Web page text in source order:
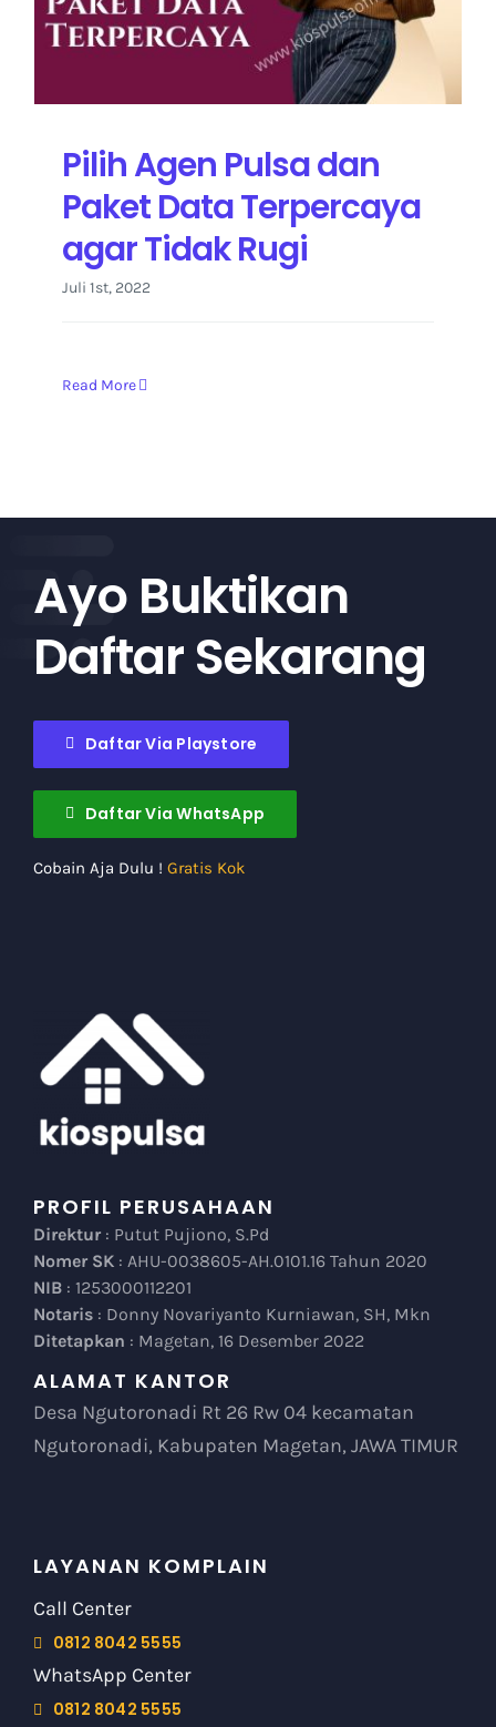
Kontak Kami
Pilih Agen Pulsa dan
Paket Data Terpercaya
agar Tidak Rugi
Juli 1st, 2022
Read More
Ayo Buktikan
Daftar Sekarang
Daftar Via Playstore
Daftar Via WhatsApp
Cobain Aja Dulu ! Gratis Kok
PROFIL PERUSAHAAN
Direktur : Putut Pujiono, S.Pd
Nomer SK : AHU-0038605-AH.0101.16 Tahun 2020
NIB: 1253000112201
Notaris: Donny Novariyanto Kurniawan, SH, Mkn
Ditetapkan : Magetan, 16 Desember 2022
ALAMAT KANTOR
Desa Ngutoronadi Rt 26 Rw 04 kecamatan
Ngutoronadi, Kabupaten Magetan, JAWA TIMUR
LAYANAN KOMPLAIN
Call Center
0812 8042 5555
WhatsApp Center
0812 8042 5555